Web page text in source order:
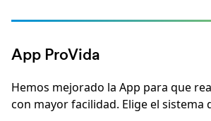
App ProVida
Hemos mejorado la App para que
con mayor facilidad. Elige el sistema